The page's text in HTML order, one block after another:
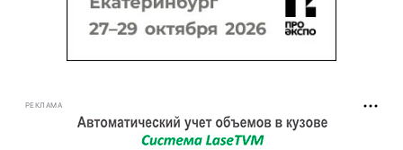
РЕКЛАМА